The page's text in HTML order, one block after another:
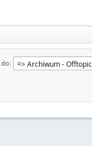
do